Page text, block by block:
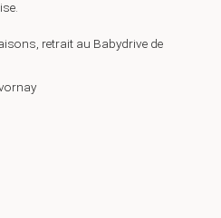
retrait au Babydrive de